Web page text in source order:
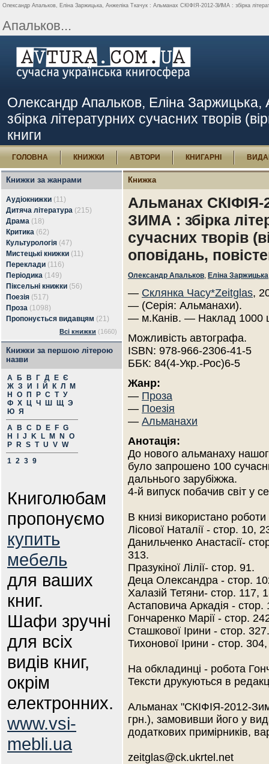
Олександр Апальков, Еліна Заржицька, Анжелiка Ткачук : Альманах СКІФІЯ-2012-ЗИМА : збірка
Апальков...
Олександр Апальков, Еліна
збірка літературних сучасних творів
книги
ГОЛОВНА КНИЖКИ АВТОРИ КНИГАРНІ
Книжки за жанрами
Аудіокнижки (11)
Дитяча література (215)
Драма (18)
Критика (62)
Культурологія (47)
Мистецькі книжки (11)
Переклади (116)
Періодика (149)
Піксельні книжки (56)
Поезія (517)
Проза (1098)
Пропонується видавцям (21)
Всі книжки (1660)
Книжки за першою літерою
назви
А Б В Г Д Е Є
Ж З И Й К Л
М
Н
О П Р С Т У
Ф Х Ц Ч Ш Щ Э
Ю Я
A
B C D E F G
H
J K L M N
O
P
R S T U V W
1 2 3 9
Книголюбам
пропонуємо
купить
мебель
для ваших
книг.
Шафи зручні
для всіх
видів книг,
окрім
електронних.
www.vsi-
mebli.ua
Книжка
Альманах СКІФІЯ-
ЗИМА : збірка
сучасних творів
оповідань,
Олександр Апальков, Еліна Заржицька
— Склянка Часу*Zeitglas,
— (Серія: Альманахи).
— м.Канів. — Наклад 1000
Можливість автографа.
ISBN: 978-966-2306-41-5
ББК: 84(4-Укр.-Рос)6-5
Жанр:
— Проза
— Поезія
— Альманахи
Анотація:
До нового альманаху
було запрошено 100
дальнього зарубіжжа.
4-й випуск побачив світ у
В книзі використано
Лісової Наталії - стор. 10,
Данильченко Анастасії-
313.
Празукіної Лілії- стор. 91.
Деца Олександра - стор.
Халазій Тетяни- стор. 117,
Астаповича Аркадія -
Гончаренко Марії - стор.
Сташкової Ірини - стор. 327.
Тихонової Ірини - стор.
На обкладинці - робота
Тексти друкуються в
Альманах "СКІФІЯ-2012-
грн.), замовивши його у
додаткових примірників,
zeitglas@ck.ukrtel.net